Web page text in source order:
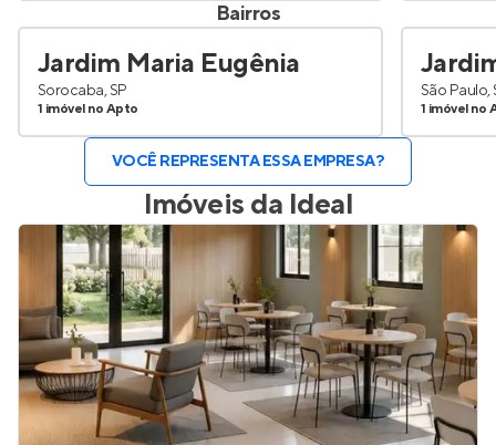
Bairros
Jardim Maria Eugênia
Sorocaba, SP
1 imóvel no Apto
São Paulo,
1 imóvel no
VOCÊ REPRESENTA ESSA EMPRESA?
Imóveis da Ideal